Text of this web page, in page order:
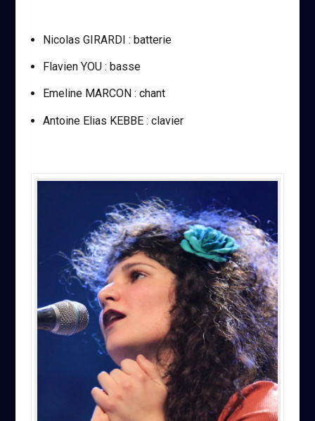
Nicolas GIRARDI : batterie
Flavien YOU : basse
Emeline MARCON : chant
Antoine Elias KEBBE : clavier